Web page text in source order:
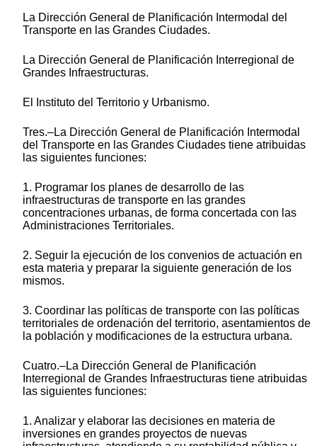
La Dirección General de Planificación Intermodal del
Transporte en las Grandes Ciudades.
La Dirección General de Planificación Interregional de
Grandes Infraestructuras.
El Instituto del Territorio y Urbanismo.
Tres.–La Dirección General de Planificación Intermodal
del Transporte en las Grandes Ciudades tiene atribuidas
las siguientes funciones:
1. Programar los planes de desarrollo de las
infraestructuras de transporte en las grandes
concentraciones urbanas, de forma concertada con las
Administraciones Territoriales.
2. Seguir la ejecución de los convenios de actuación en
esta materia y preparar la siguiente generación de los
mismos.
3. Coordinar las políticas de transporte con las políticas
territoriales de ordenación del territorio, asentamientos de
la población y modificaciones de la estructura urbana.
Cuatro.–La Dirección General de Planificación
Interregional de Grandes Infraestructuras tiene atribuidas
las siguientes funciones:
1. Analizar y elaborar las decisiones en materia de
inversiones en grandes proyectos de nuevas